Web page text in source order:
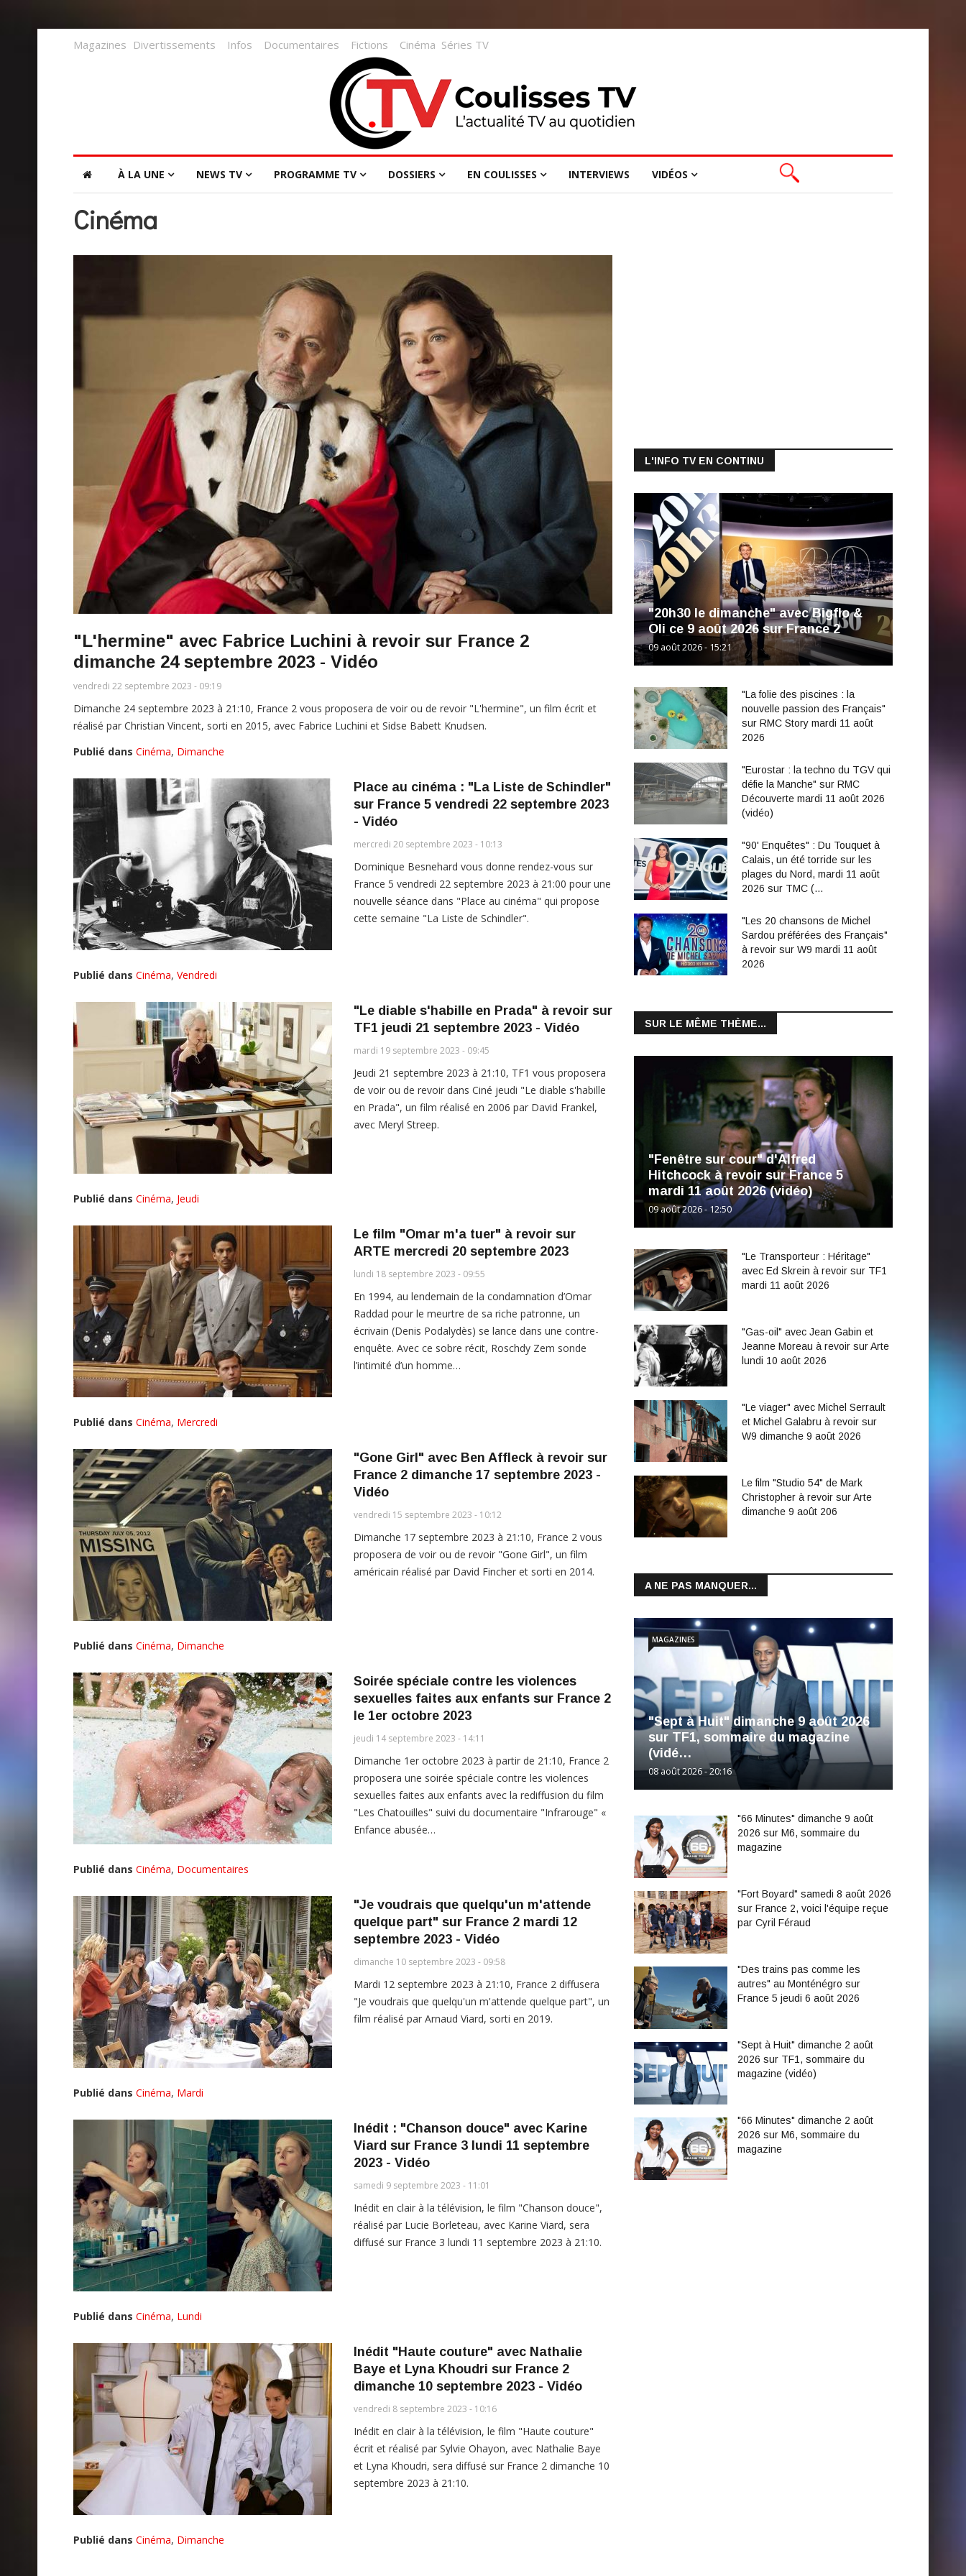
Magazines Divertissements Infos Documentaires Fictions Cinéma Séries TV
À LA UNE NEWS TV PROGRAMME TV DOSSIERS EN COULISSES INTERVIEWS VIDÉOS
Cinéma
"L'hermine" avec Fabrice Luchini à revoir sur France 2
dimanche 24 septembre 2023 - Vidéo
vendredi 22 septembre 2023 - 09:19
Dimanche 24 septembre 2023 à 21:10, France 2 vous proposera de voir ou de revoir "L'hermine", un film écrit et
réalisé par Christian Vincent, sorti en 2015, avec Fabrice Luchini et Sidse Babett Knudsen.
Publié dans Cinéma, Dimanche
Place au cinéma : "La Liste de Schindler"
sur France 5 vendredi 22 septembre 2023
- Vidéo
mercredi 20 septembre 2023 - 10:13
Dominique Besnehard vous donne rendez-vous sur
France 5 vendredi 22 septembre 2023 à 21:00 pour une
nouvelle séance dans "Place au cinéma" qui propose
cette semaine "La Liste de Schindler".
Publié dans Cinéma, Vendredi
"Le diable s'habille en Prada" à revoir sur
TF1 jeudi 21 septembre 2023 - Vidéo
mardi 19 septembre 2023 - 09:45
Jeudi 21 septembre 2023 à 21:10, TF1 vous proposera
de voir ou de revoir dans Ciné jeudi "Le diable s'habille
en Prada", un film réalisé en 2006 par David Frankel,
avec Meryl Streep.
Publié dans Cinéma, Jeudi
Le film "Omar m'a tuer" à revoir sur
ARTE mercredi 20 septembre 2023
lundi 18 septembre 2023 - 09:55
En 1994, au lendemain de la condamnation d’Omar
Raddad pour le meurtre de sa riche patronne, un
écrivain (Denis Podalydès) se lance dans une contre-
enquête. Avec ce sobre récit, Roschdy Zem sonde
l’intimité d’un homme…
Publié dans Cinéma, Mercredi
"Gone Girl" avec Ben Affleck à revoir sur
France 2 dimanche 17 septembre 2023 -
Vidéo
vendredi 15 septembre 2023 - 10:12
Dimanche 17 septembre 2023 à 21:10, France 2 vous
proposera de voir ou de revoir "Gone Girl", un film
américain réalisé par David Fincher et sorti en 2014.
Publié dans Cinéma, Dimanche
Soirée spéciale contre les violences
sexuelles faites aux enfants sur France 2
le 1er octobre 2023
jeudi 14 septembre 2023 - 14:11
Dimanche 1er octobre 2023 à partir de 21:10, France 2
proposera une soirée spéciale contre les violences
sexuelles faites aux enfants avec la rediffusion du film
"Les Chatouilles" suivi du documentaire "Infrarouge" «
Enfance abusée…
Publié dans Cinéma, Documentaires
"Je voudrais que quelqu'un m'attende
quelque part" sur France 2 mardi 12
septembre 2023 - Vidéo
dimanche 10 septembre 2023 - 09:58
Mardi 12 septembre 2023 à 21:10, France 2 diffusera
"Je voudrais que quelqu'un m'attende quelque part", un
film réalisé par Arnaud Viard, sorti en 2019.
Publié dans Cinéma, Mardi
Inédit : "Chanson douce" avec Karine
Viard sur France 3 lundi 11 septembre
2023 - Vidéo
samedi 9 septembre 2023 - 11:01
Inédit en clair à la télévision, le film "Chanson douce",
réalisé par Lucie Borleteau, avec Karine Viard, sera
diffusé sur France 3 lundi 11 septembre 2023 à 21:10.
Publié dans Cinéma, Lundi
Inédit "Haute couture" avec Nathalie
Baye et Lyna Khoudri sur France 2
dimanche 10 septembre 2023 - Vidéo
vendredi 8 septembre 2023 - 10:16
Inédit en clair à la télévision, le film "Haute couture"
écrit et réalisé par Sylvie Ohayon, avec Nathalie Baye
et Lyna Khoudri, sera diffusé sur France 2 dimanche 10
septembre 2023 à 21:10.
Publié dans Cinéma, Dimanche
L'INFO TV EN CONTINU
"20h30 le dimanche" avec Bigflo &
Oli ce 9 août 2026 sur France 2
09 août 2026 - 15:21
"La folie des piscines : la
nouvelle passion des Français"
sur RMC Story mardi 11 août
2026
"Eurostar : la techno du TGV qui
défie la Manche" sur RMC
Découverte mardi 11 août 2026
(vidéo)
"90' Enquêtes" : Du Touquet à
Calais, un été torride sur les
plages du Nord, mardi 11 août
2026 sur TMC (…
"Les 20 chansons de Michel
Sardou préférées des Français"
à revoir sur W9 mardi 11 août
2026
SUR LE MÊME THÈME...
"Fenêtre sur cour" d'Alfred
Hitchcock à revoir sur France 5
mardi 11 août 2026 (vidéo)
09 août 2026 - 12:50
"Le Transporteur : Héritage"
avec Ed Skrein à revoir sur TF1
mardi 11 août 2026
"Gas-oil" avec Jean Gabin et
Jeanne Moreau à revoir sur Arte
lundi 10 août 2026
"Le viager" avec Michel Serrault
et Michel Galabru à revoir sur
W9 dimanche 9 août 2026
Le film "Studio 54" de Mark
Christopher à revoir sur Arte
dimanche 9 août 206
A NE PAS MANQUER...
"Sept à Huit" dimanche 9 août 2026
sur TF1, sommaire du magazine
(vidé…
08 août 2026 - 20:16
MAGAZINES
"66 Minutes" dimanche 9 août
2026 sur M6, sommaire du
magazine
"Fort Boyard" samedi 8 août 2026
sur France 2, voici l'équipe reçue
par Cyril Féraud
"Des trains pas comme les
autres" au Monténégro sur
France 5 jeudi 6 août 2026
"Sept à Huit" dimanche 2 août
2026 sur TF1, sommaire du
magazine (vidéo)
"66 Minutes" dimanche 2 août
2026 sur M6, sommaire du
magazine